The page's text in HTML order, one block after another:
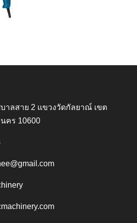
บาลสาย 2 แขวงวัดกัลยาณ์ เขต
คร 10600